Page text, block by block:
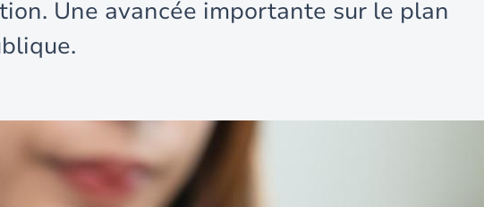
Une avancée importante sur le plan